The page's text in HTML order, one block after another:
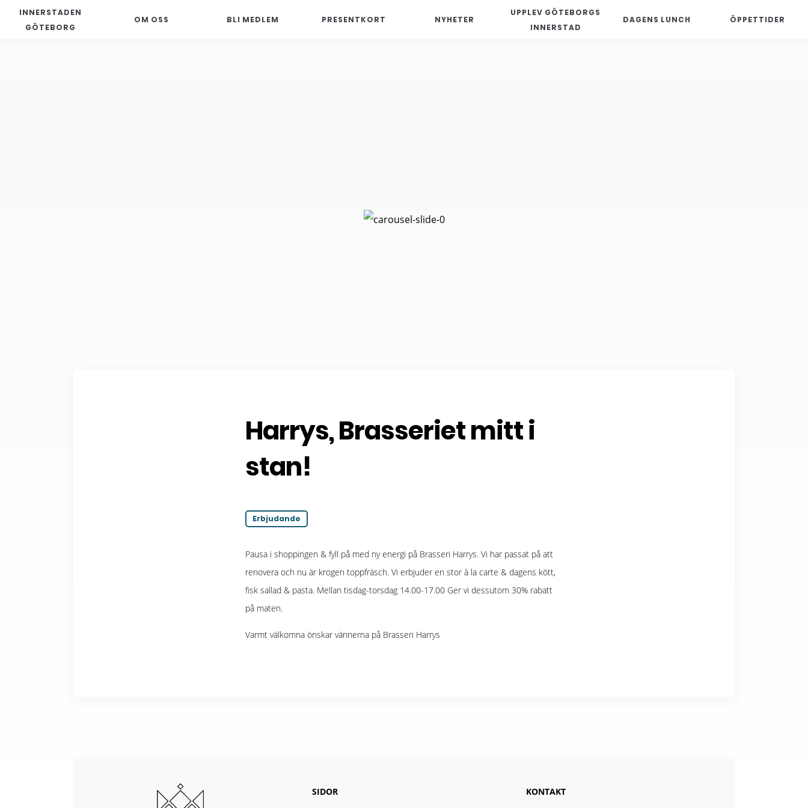
INNERSTADEN
GÖTEBORG
OM OSS BLI MEDLEM PRESENTKORT NYHETER
UPPLEV GÖTEBORGS
INNERSTAD
DAGENS LUNCH ÖPPETTIDER
Harrys, Brasseriet mitt i
stan!
Erbjudande
Pausa i shoppingen & fyll på med ny energi på Brasseri Harrys. Vi har passat på att
renovera och nu är krogen toppfräsch. Vi erbjuder en stor à la carte & dagens kött,
fisk sallad & pasta. Mellan tisdag-torsdag 14.00-17.00 Ger vi dessutom 30% rabatt
på maten.
Varmt välkomna önskar vännerna på Brasseri Harrys
SIDOR KONTAKT